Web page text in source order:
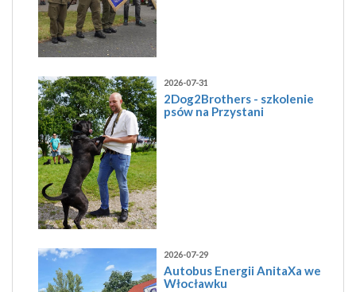
2026-07-31
2Dog2Brothers - szkolenie
psów na Przystani
2026-07-29
Autobus Energii AnitaXa we
Włocławku